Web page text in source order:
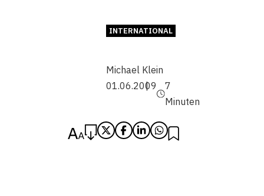
INTERNATIONAL
Michael Klein
01.06.2009
7
Minuten